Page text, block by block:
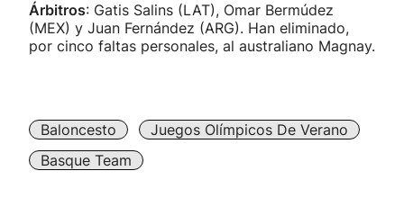
Árbitros: Gatis Salins (LAT), Omar Bermúdez
(MEX) y Juan Fernández (ARG). Han eliminado,
por cinco faltas personales, al australiano Magnay.
Baloncesto
Juegos Olímpicos De Verano
Basque Team